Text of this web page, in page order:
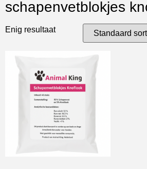
schapenvetblokjes
Enig resultaat